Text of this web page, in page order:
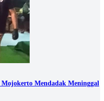
Mendadak Meninggal